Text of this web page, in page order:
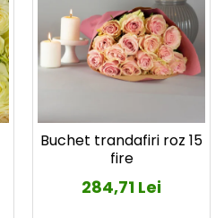
Buchet trandafiri roz 15
fire
284,71 Lei